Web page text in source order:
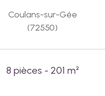
Coulans-sur-Gée
(72550)
8 pièces - 201 m²